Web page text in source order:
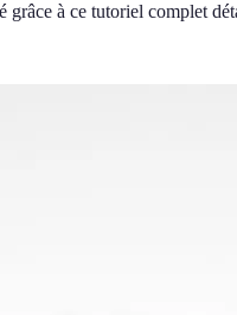
à ce tutoriel complet